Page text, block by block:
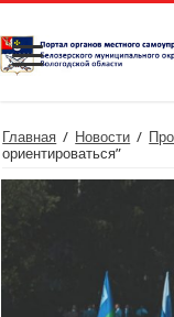
Главная / Новости /
ориентироваться”